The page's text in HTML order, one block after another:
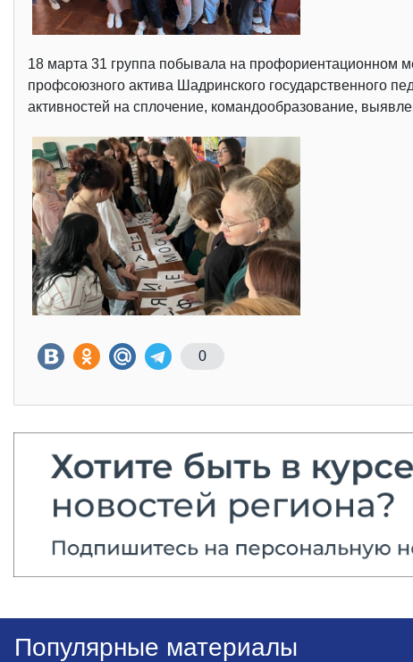
18 марта 31 группа побывала на
профсоюзного актива Шадринского государственного
активностей на сплочение, командообразование,
0
Популярные материалы